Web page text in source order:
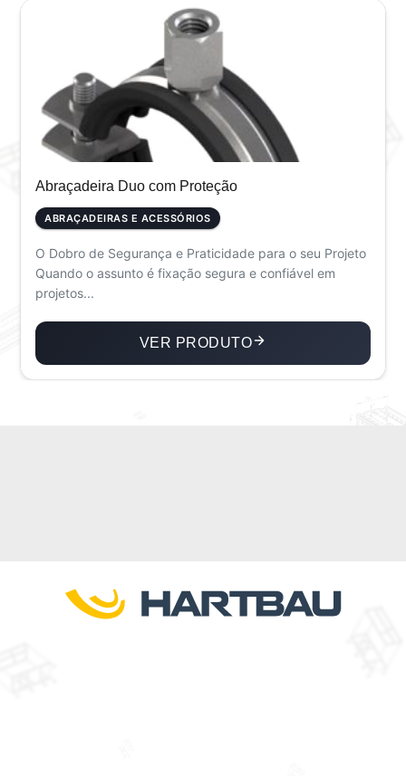
Abraçadeira Duo com Proteção
ABRAÇADEIRAS E ACESSÓRIOS
O Dobro de Segurança e Praticidade para o seu Projeto
Quando o assunto é fixação segura e confiável em
projetos...
VER PRODUTO